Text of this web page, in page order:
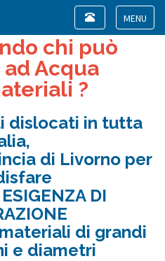
Toggle
Toggle
navigation
chi può
Acqua
?
dislocati in tutta
di Livorno per
DI
di grandi
e diametri